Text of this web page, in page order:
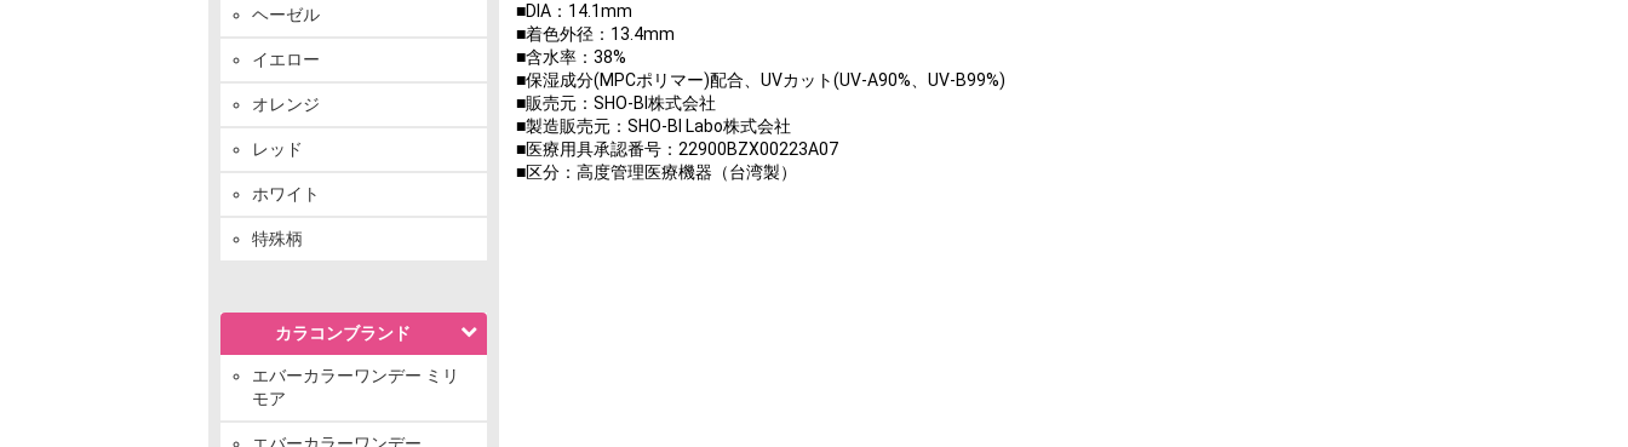
ヘーゼル
イエロー
オレンジ
レッド
ホワイト
特殊柄
カラコンブランド
エバーカラーワンデー ミリ
モア
エバーカラーワンデー
■DIA：14.1mm
■着色外径：13.4mm
■含水率：38%
■保湿成分(MPCポリマー)配合、UVカット(UV-A90%、UV-B99%)
■販売元：SHO-BI株式会社
■製造販売元：SHO-BI Labo株式会社
■医療用具承認番号：22900BZX00223A07
■区分：高度管理医療機器（台湾製）